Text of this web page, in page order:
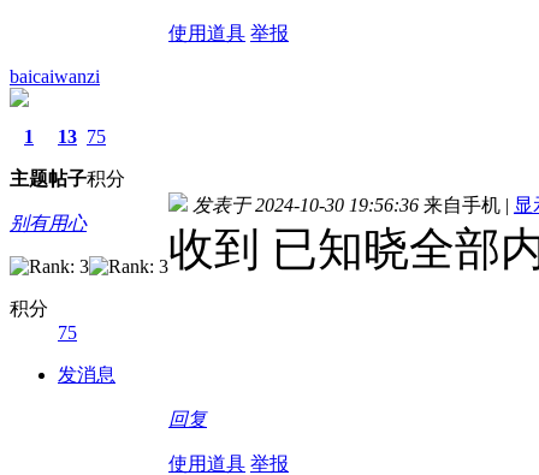
使用道具 举报
baicaiwanzi
1
主题
13
帖子
75
积分
别有用心
积分
75
发消息
发表于 2024-10-30 19:56:36 来自手机 | 显
收到 已知晓全部
回复
使用道具 举报